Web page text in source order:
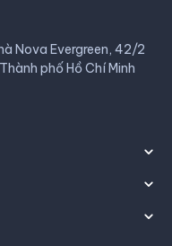
Nova Evergreen, 42/2
phố Hồ Chí Minh